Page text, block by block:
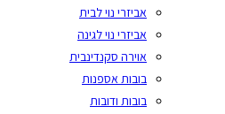
אביזרי נוי לבית
אביזרי נוי לגינה
אוירה סקנדינבית
בובות אספנות
בובות ודובות